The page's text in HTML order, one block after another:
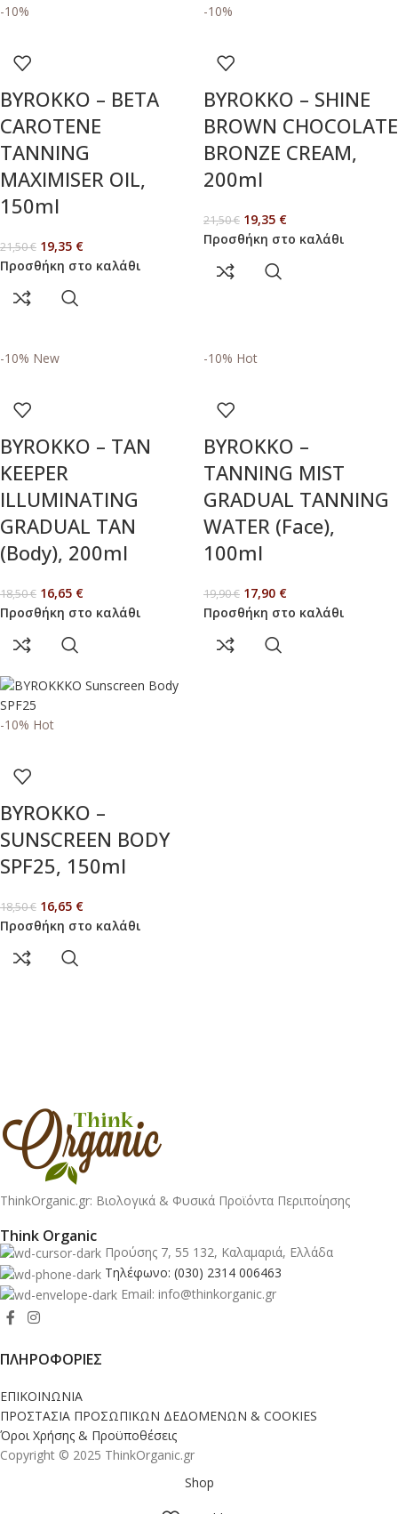
-10%
BYROKKO – BETA
CAROTENE
TANNING
MAXIMISER OIL,
150ml
21,50€ 19,35 €
Προσθήκη στο καλάθι
-10%
BYROKKO – SHINE
BROWN CHOCOLATE
BRONZE CREAM,
200ml
21,50€ 19,35 €
Προσθήκη στο καλάθι
-10% New
BYROKKO – TAN
KEEPER
ILLUMINATING
GRADUAL TAN
(Body), 200ml
18,50€ 16,65 €
Προσθήκη στο καλάθι
-10% Hot
BYROKKO –
TANNING MIST
GRADUAL TANNING
WATER (Face),
100ml
19,90€ 17,90 €
Προσθήκη στο καλάθι
-10% Hot
BYROKKO –
SUNSCREEN BODY
SPF25, 150ml
18,50€ 16,65 €
Προσθήκη στο καλάθι
ThinkOrganic.gr: Βιολογικά & Φυσικά Προϊόντα Περιποίησης
Think Organic
Προύσης 7, 55 132, Καλαμαριά, Ελλάδα
Τηλέφωνο: (030) 2314 006463
Email: info@thinkorganic.gr
ΠΛΗΡΟΦΟΡΙΕΣ
ΕΠΙΚΟΙΝΩΝΙΑ
ΠΡΟΣΤΑΣΙΑ ΠΡΟΣΩΠΙΚΩΝ ΔΕΔΟΜΕΝΩΝ & COOKIES
Όροι Χρήσης & Προϋποθέσεις
Copyright © 2025 ThinkOrganic.gr
Shop